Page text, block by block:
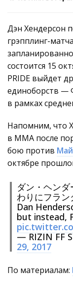
Дэн Хендерсон
грэпплинг-
состоится 15
PRIDE выйдет
единоборств —
в рамках
Напомним, что
в ММА после
бою против
октябре
ダン・ヘン
わりにフラン
Dan
but instead,
— RIZIN FF
29, 2017
По материалам: